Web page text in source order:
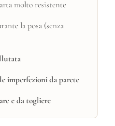
molto resistente
la posa (senza
imperfezioni da parete
e da togliere